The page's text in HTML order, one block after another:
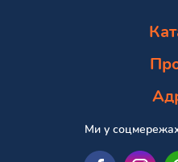
Ми у